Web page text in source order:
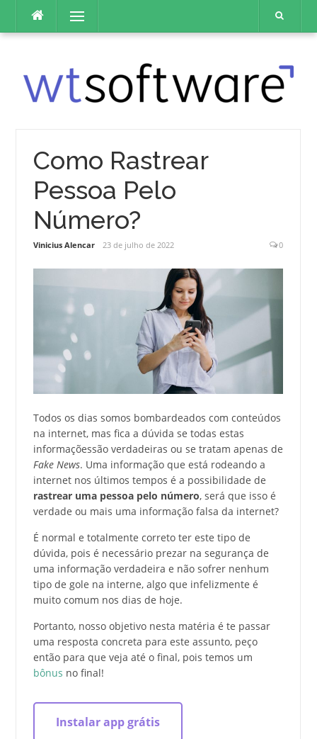
o
Menu
Como Rastrear
Pessoa Pelo
Número?
Vinicius Alencar 23 de julho de 2022 0
Todos os dias somos bombardeados com conteúdos
na internet, mas fica a dúvida se todas estas
informaçõessão verdadeiras ou se tratam apenas de
Fake News. Uma informação que está rodeando a
internet nos últimos tempos é a possibilidade de
rastrear uma pessoa pelo número, será que isso é
verdade ou mais uma informação falsa da internet?
É normal e totalmente correto ter este tipo de
dúvida, pois é necessário prezar na segurança de
uma informação verdadeira e não sofrer nenhum
tipo de gole na interne, algo que infelizmente é
muito comum nos dias de hoje.
Portanto, nosso objetivo nesta matéria é te passar
uma resposta concreta para este assunto, peço
então para que veja até o final, pois temos um
bônus no final!
Instalar app grátis